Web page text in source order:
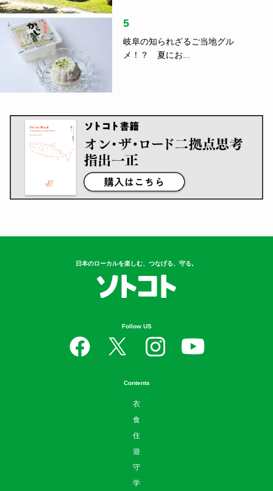
5
岐阜の知られざるご当地グル
メ！？ 夏にお...
日本のローカルを楽しむ、つなげる、守る。
Follow US
Contents
衣
食
住
遊
守
学